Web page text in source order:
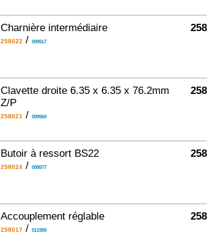
Charnière intermédiaire
258022/ 009517
Clavette droite 6.35 x 6.35 x 76.2mm
Z/P
258021/ 009569
Butoir à ressort BS22
258024/ 009577
Accouplement réglable
258017/ 011959